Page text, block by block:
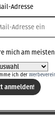
achten
Adresse
mich am
ich der
anmelden!